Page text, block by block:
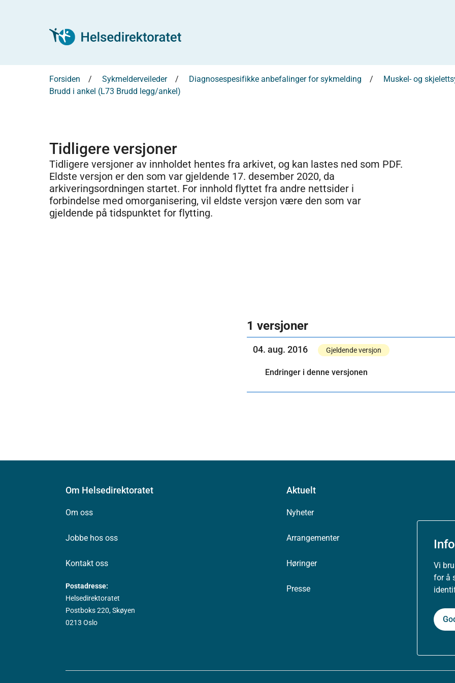
Vi
for å
Forsiden Sykmelderveileder Diagnosespesifikke anbefalinger for sykmelding
Muskel- og
Brudd i ankel (L73 Brudd legg/ankel)
Tidligere versjoner
Tidligere versjoner av innholdet hentes fra arkivet, og kan lastes ned som PDF.
Eldste versjon er den som var gjeldende 17. desember 2020, da
arkiveringsordningen startet. For innhold flyttet fra andre nettsider i
forbindelse med omorganisering, vil eldste versjon være den som var
gjeldende på tidspunktet for flytting.
1 versjoner
04. aug. 2016 Gjeldende versjon
Endringer i denne versjonen
Om Helsedirektoratet
Om oss
Jobbe hos oss
Kontakt oss
Postadresse:
Helsedirektoratet
Postboks 220, Skøyen
0213 Oslo
Aktuelt
Nyheter
Arrangementer
Høringer
Presse